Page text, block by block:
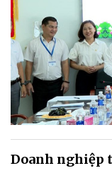
Doanh nghiệp